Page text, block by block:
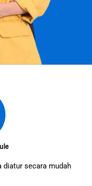
secara mudah